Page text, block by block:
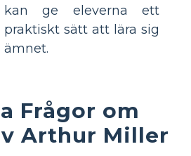
kan ge eleverna ett
praktiskt sätt att lära sig
ämnet.
Frågor om
Arthur Miller